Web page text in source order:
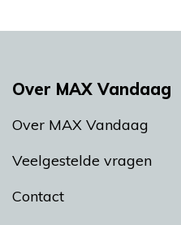
Over MAX Vandaag
Over MAX Vandaag
Veelgestelde vragen
Contact